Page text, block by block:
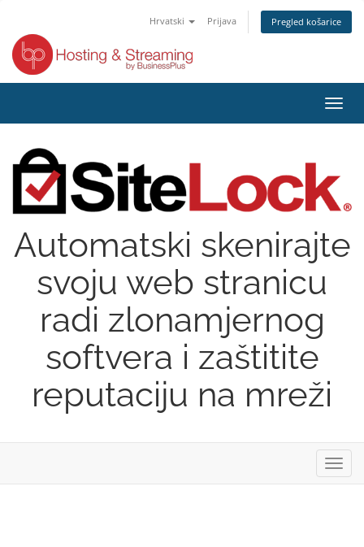
Hrvatski Prijava Pregled košarice
Automatski skenirajte
svoju web stranicu
radi zlonamjernog
softvera i zaštitite
reputaciju na mreži